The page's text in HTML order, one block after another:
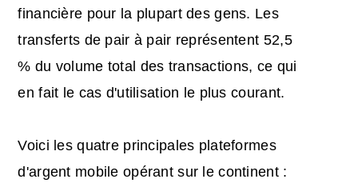
financière pour la plupart des gens. Les
transferts de pair à pair représentent 52,5
% du volume total des transactions, ce qui
en fait le cas d'utilisation le plus courant.
Voici les quatre principales plateformes
d'argent mobile opérant sur le continent :